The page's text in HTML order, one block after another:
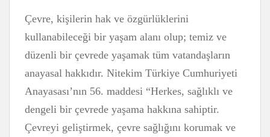
Çevre, kişilerin hak ve özgürlüklerini
kullanabileceği bir yaşam alanı olup; temiz ve
düzenli bir çevrede yaşamak tüm vatandaşların
anayasal hakkıdır. Nitekim Türkiye Cumhuriyeti
Anayasası’nın 56. maddesi “Herkes, sağlıklı ve
dengeli bir çevrede yaşama hakkına sahiptir.
Çevreyi geliştirmek, çevre sağlığını korumak ve